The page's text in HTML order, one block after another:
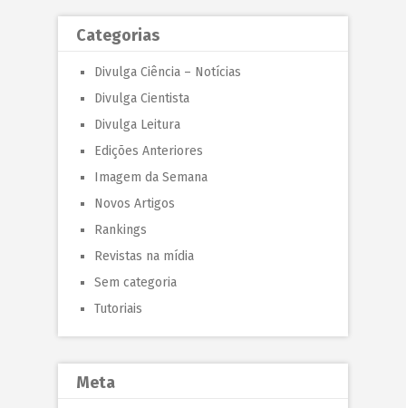
Categorias
Divulga Ciência – Notícias
Divulga Cientista
Divulga Leitura
Edições Anteriores
Imagem da Semana
Novos Artigos
Rankings
Revistas na mídia
Sem categoria
Tutoriais
Meta